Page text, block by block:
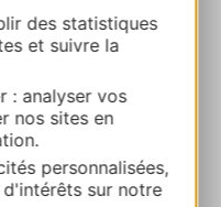
des statistiques
et suivre la
: analyser vos
nos sites en
personnalisées,
sur notre